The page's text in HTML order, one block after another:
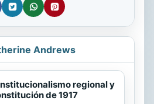
Andrews
regional y
de 1917